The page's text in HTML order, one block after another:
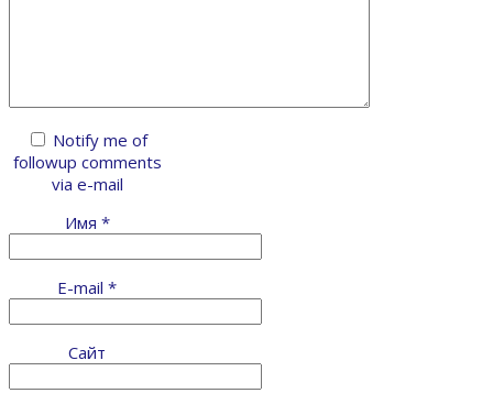
Notify me of
followup comments
via e-mail
Имя *
E-mail *
Сайт